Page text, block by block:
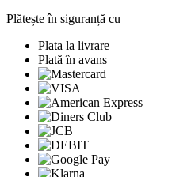
Plătește în siguranță cu
Plata la livrare
Plată în avans